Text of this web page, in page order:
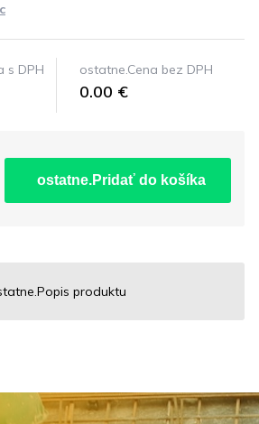
s DPH ostatne.Cena bez DPH
0.00 €
ostatne.Pridať do košíka
produktu